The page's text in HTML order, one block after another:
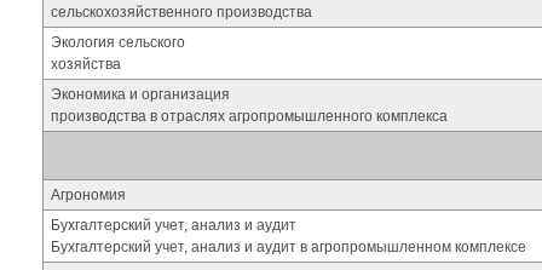
сельскохозяйственного производства
Экология сельского
хозяйства
Экономика и организация
производства в отраслях агропромышленного комплекса
Агрономия
Бухгалтерский учет, анализ и аудит
Бухгалтерский учет, анализ и аудит в агропромышленном комплексе